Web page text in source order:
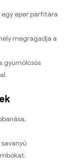
egy eper parfitára
megragadja a
gyümölcsös